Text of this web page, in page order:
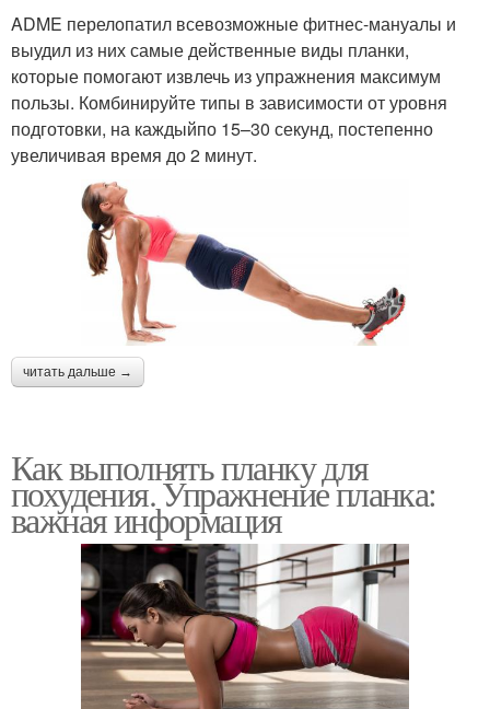
ADME перелопатил всевозможные фитнес-мануалы и
выудил из них самые действенные виды планки,
которые помогают извлечь из упражнения максимум
пользы. Комбинируйте типы в зависимости от уровня
подготовки, на каждыйпо 15–30 секунд, постепенно
увеличивая время до 2 минут.
читать дальше →
Как выполнять планку для
похудения. Упражнение планка:
важная информация